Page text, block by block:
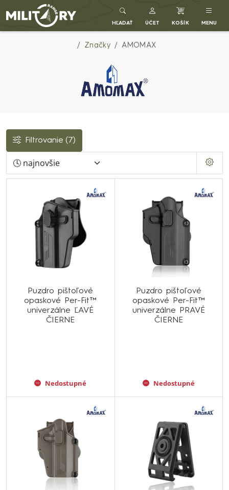
Army shop MILITARY RANGE SK
HĽADAŤ ÚČET KOŠÍK MENU
Značky AMOMAX
Filtrovanie (7)
Puzdro pištoľové
opaskové Per-Fit™
univerzálne ĽAVÉ
ČIERNE
Nedostupné
Puzdro pištoľové
opaskové Per-Fit™
univerzálne PRAVÉ
ČIERNE
Nedostupné